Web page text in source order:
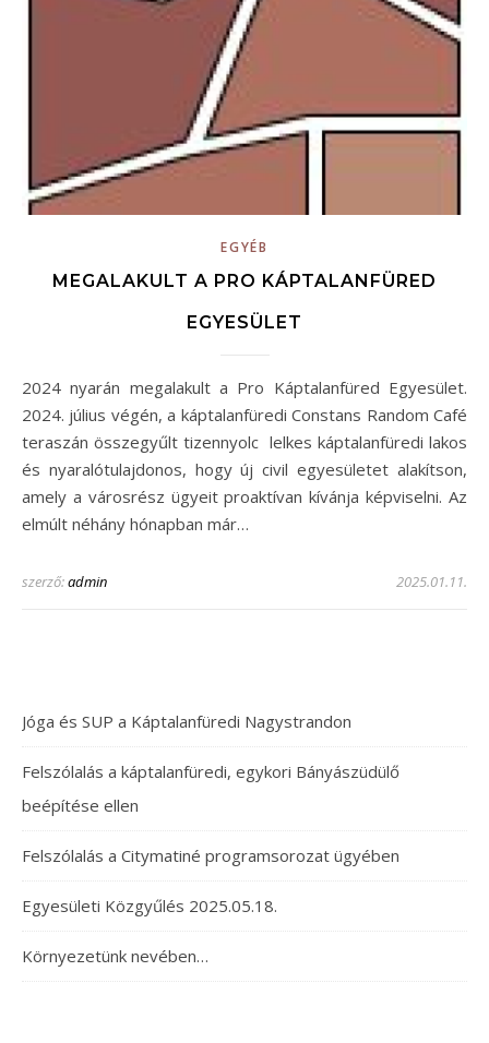
EGYÉB
MEGALAKULT A PRO KÁPTALANFÜRED
EGYESÜLET
2024 nyarán megalakult a Pro Káptalanfüred Egyesület.
2024. július végén, a káptalanfüredi Constans Random Café
teraszán összegyűlt tizennyolc lelkes káptalanfüredi lakos
és nyaralótulajdonos, hogy új civil egyesületet alakítson,
amely a városrész ügyeit proaktívan kívánja képviselni. Az
elmúlt néhány hónapban már…
szerző:admin 2025.01.11.
Jóga és SUP a Káptalanfüredi Nagystrandon
Felszólalás a káptalanfüredi, egykori Bányászüdülő
beépítése ellen
Felszólalás a Citymatiné programsorozat ügyében
Egyesületi Közgyűlés 2025.05.18.
Környezetünk nevében…